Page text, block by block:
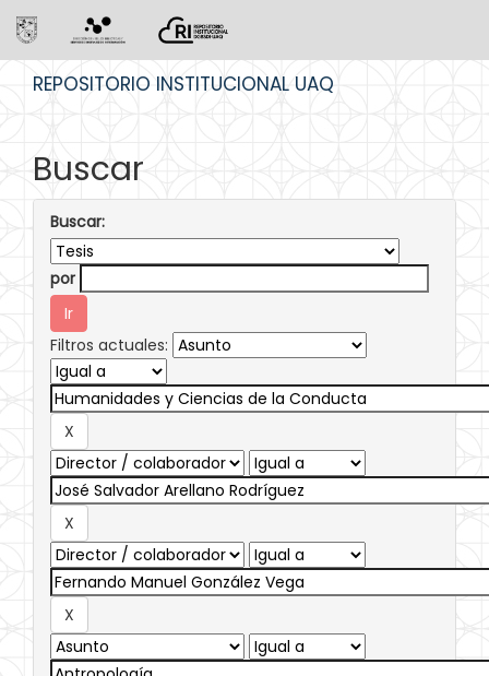
REPOSITORIO INSTITUCIONAL UAQ
Buscar
Buscar:
por
Filtros actuales: